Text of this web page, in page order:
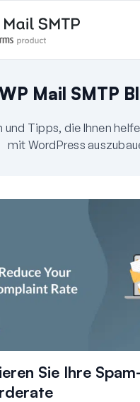
Mail SMTP
und Tipps, die Ihnen
mit WordPress
Sie Ihre